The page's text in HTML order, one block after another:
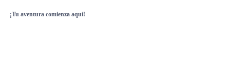
¡Tu aventura comienza aquí!